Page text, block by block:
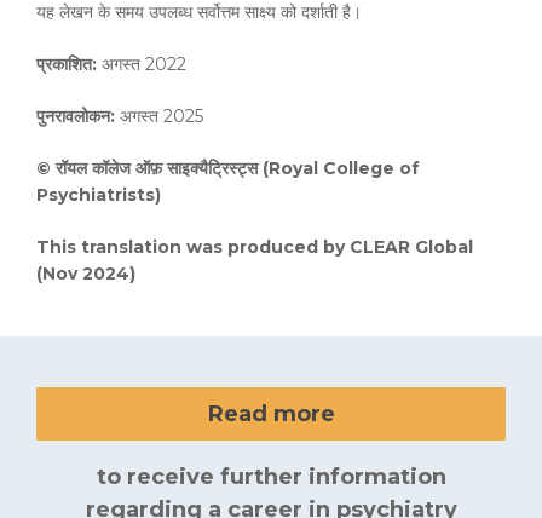
यह लेखन के समय उपलब्ध सर्वोत्तम साक्ष्य को दर्शाती है।
प्रकाशित: अगस्त 2022
पुनरावलोकन: अगस्त 2025
© रॉयल कॉलेज ऑफ़ साइक्यैट्रिस्ट्स (Royal College of
Psychiatrists)
This translation was produced by CLEAR Global
(Nov 2024)
Read more
to receive further information
regarding a career in psychiatry